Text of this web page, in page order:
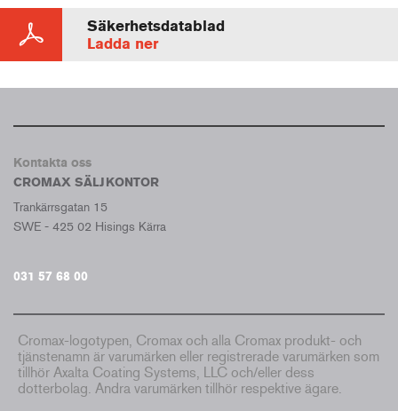
Säkerhetsdatablad
Ladda ner
Kontakta oss
CROMAX SÄLJKONTOR
Trankärrsgatan 15
SWE - 425 02 Hisings Kärra
031 57 68 00
Cromax-logotypen, Cromax och alla Cromax produkt- och
tjänstenamn är varumärken eller registrerade varumärken som
tillhör Axalta Coating Systems, LLC och/eller dess
dotterbolag. Andra varumärken tillhör respektive ägare.